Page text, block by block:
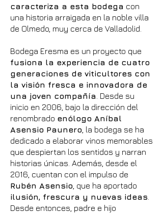
caracteriza a esta bodega con
una historia arraigada en la noble villa
de Olmedo, muy cerca de Valladolid.
Bodega Eresma es un proyecto que
fusiona la experiencia de cuatro
generaciones de viticultores con
la visión fresca e innovadora de
una joven compañía . Desde su
inicio en 2006, bajo la dirección del
renombrado enólogo Aníbal
Asensio Paunero , la bodega se ha
dedicado a elaborar vinos memorables
que despiertan los sentidos y narran
historias únicas. Además, desde el
2016, cuentan con el impulso de
Rubén Asensio , que ha aportado
ilusión, frescura y nuevas ideas
Desde entonces, padre e hijo